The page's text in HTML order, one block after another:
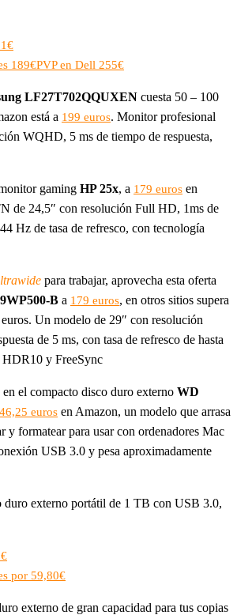
189€PVP en Dell 255€
LF27T702QQUXEN cuesta 50 – 100
está a 199 euros. Monitor profesional
WQHD, 5 ms de tiempo de respuesta,
gaming HP 25x, a 179 euros en
de 24,5″ con resolución Full HD, 1ms de
Hz de tasa de refresco, con tecnología
para trabajar, aprovecha esta oferta
B a 179 euros, en otros sitios supera
Un modelo de 29″ con resolución
de 5 ms, con tasa de refresco de hasta
y FreeSync
el compacto disco duro externo WD
46,25 euros en Amazon, un modelo que arrasa
y formatear para usar con ordenadores Mac
USB 3.0 y pesa aproximadamente
externo portátil de 1 TB con USB 3.0,
por 59,80€
externo de gran capacidad para tus copias